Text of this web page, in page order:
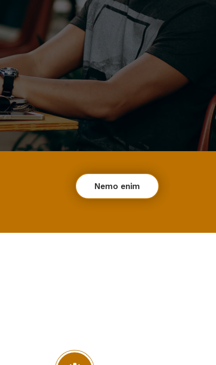
Nemo enim